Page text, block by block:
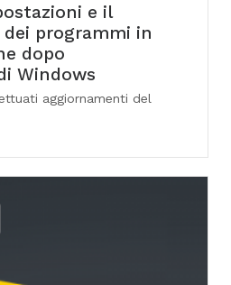
e il
programmi in
dopo
Windows
aggiornamenti del